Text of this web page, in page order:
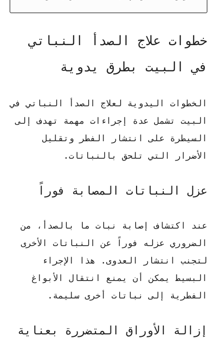
خطوات علاج الصدأ النباتي
في البيت بطرق يدوية
الخطوات اليدوية لعلاج الصدأ النباتي في
البيت تشمل عدة إجراءات مهمة تهدف إلى
السيطرة على انتشار الفطر وتقليل
الأضرار التي تلحق بالنباتات.
عزل النباتات المصابة فوراً
عند اكتشاف إصابة نبات ما بالصدأ، من
الضروري عزله فوراً عن النباتات الأخرى
لتجنب انتشار العدوى. هذا الإجراء
البسيط يمكن أن يمنع انتقال الأبواغ
الفطرية إلى نباتات أخرى سليمة.
إزالة الأوراق المتضررة بعناية